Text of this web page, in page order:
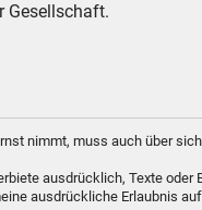
Gesellschaft.
nimmt, muss auch über
ausdrücklich, Texte oder
ausdrückliche Erlaubnis